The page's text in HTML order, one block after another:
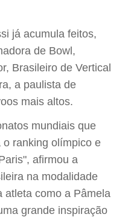
já acumula feitos,
de Bowl,
Brasileiro de Vertical
a paulista de
mais altos.
mundiais que
ranking olímpico e
afirmou a
na modalidade
atleta como a Pâmela
grande inspiração